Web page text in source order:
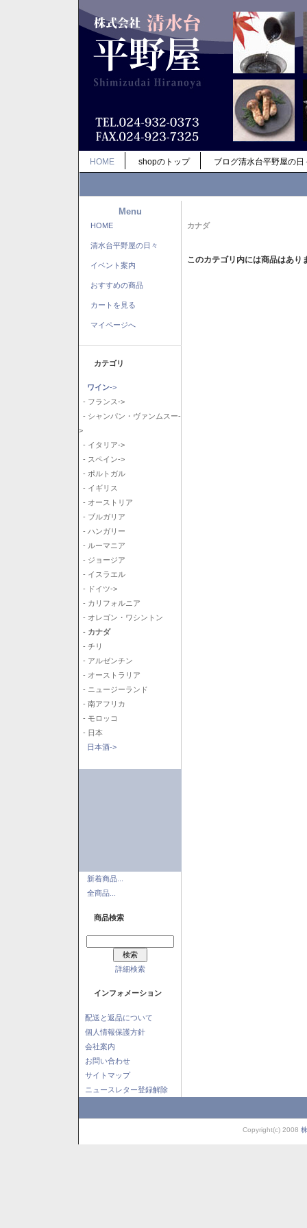
HOME shopのトップ ブログ清水台平野屋の日
Menu
HOME
清水台平野屋の日々
イベント案内
おすすめの商品
カートを見る
マイページへ
カテゴリ
ワイン->
- フランス->
- シャンパン・ヴァンムスー-
>
- イタリア->
- スペイン->
- ポルトガル
- イギリス
- オーストリア
- ブルガリア
- ハンガリー
- ルーマニア
- ジョージア
- イスラエル
- ドイツ->
- カリフォルニア
- オレゴン・ワシントン
- カナダ
- チリ
- アルゼンチン
- オーストラリア
- ニュージーランド
- 南アフリカ
- モロッコ
- 日本
日本酒->
新着商品...
全商品...
商品検索
詳細検索
インフォメーション
配送と返品について
個人情報保護方針
会社案内
お問い合わせ
サイトマップ
ニュースレター登録解除
カナダ
このカテゴリ内には商品はあり
Copyright(c) 2008